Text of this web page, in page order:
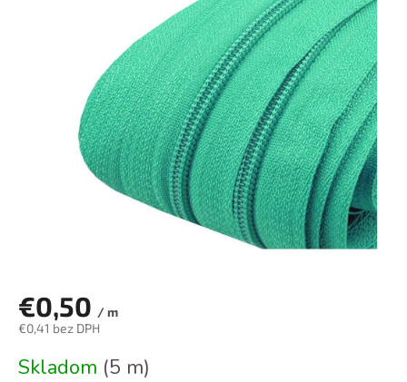
€0,50 / m
€0,41 bez DPH
cena:
Skladom (5 m)